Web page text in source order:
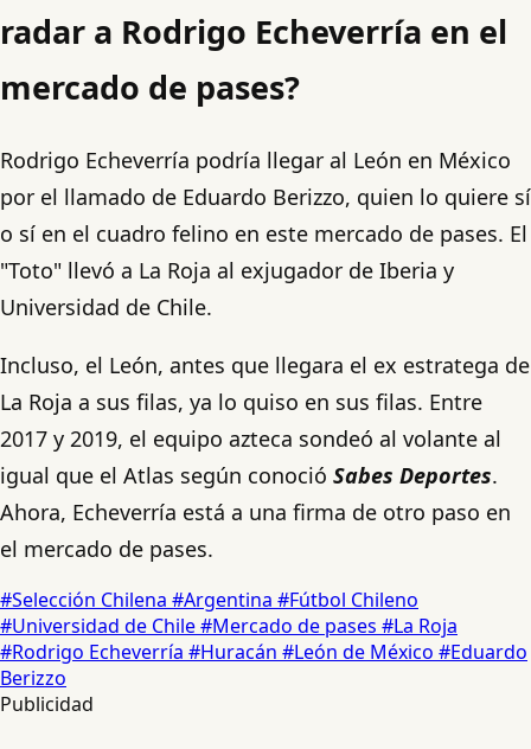
radar a Rodrigo Echeverría en el
mercado de pases?
Rodrigo Echeverría podría llegar al León en México
por el llamado de Eduardo Berizzo, quien lo quiere sí
o sí en el cuadro felino en este mercado de pases. El
"Toto" llevó a La Roja al exjugador de Iberia y
Universidad de Chile.
Incluso, el León, antes que llegara el ex estratega de
La Roja a sus filas, ya lo quiso en sus filas. Entre
2017 y 2019, el equipo azteca sondeó al volante al
igual que el Atlas según conoció Sabes Deportes.
Ahora, Echeverría está a una firma de otro paso en
el mercado de pases.
#Selección Chilena #Argentina #Fútbol Chileno
#Universidad de Chile#Mercado de pases #La Roja
#Rodrigo Echeverría #Huracán #León de México #Eduardo
Berizzo
Publicidad